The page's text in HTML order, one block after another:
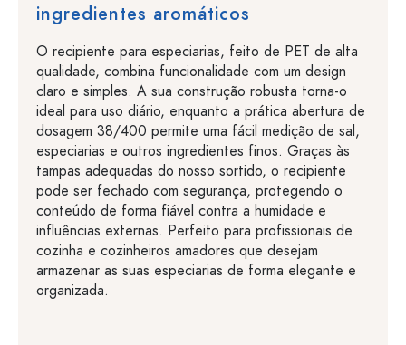
ingredientes aromáticos
O recipiente para especiarias, feito de PET de alta
qualidade, combina funcionalidade com um design
claro e simples. A sua construção robusta torna-o
ideal para uso diário, enquanto a prática abertura de
dosagem 38/400 permite uma fácil medição de sal,
especiarias e outros ingredientes finos. Graças às
tampas adequadas do nosso sortido, o recipiente
pode ser fechado com segurança, protegendo o
conteúdo de forma fiável contra a humidade e
influências externas. Perfeito para profissionais de
cozinha e cozinheiros amadores que desejam
armazenar as suas especiarias de forma elegante e
organizada.